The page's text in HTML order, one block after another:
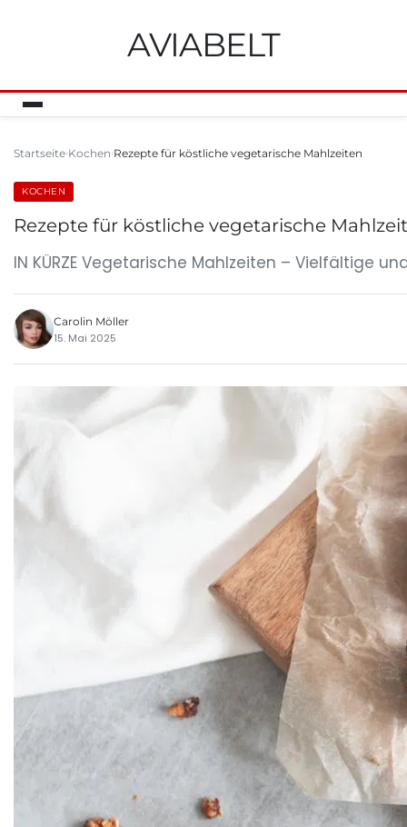
AVIABELT
Startseite Kochen Rezepte für köstliche vegetarische Mahlzeiten
KOCHEN
Rezepte für köstliche vegetarische
IN KÜRZE Vegetarische Mahlzeiten – Vielfältige
Carolin Möller
15. Mai 2025